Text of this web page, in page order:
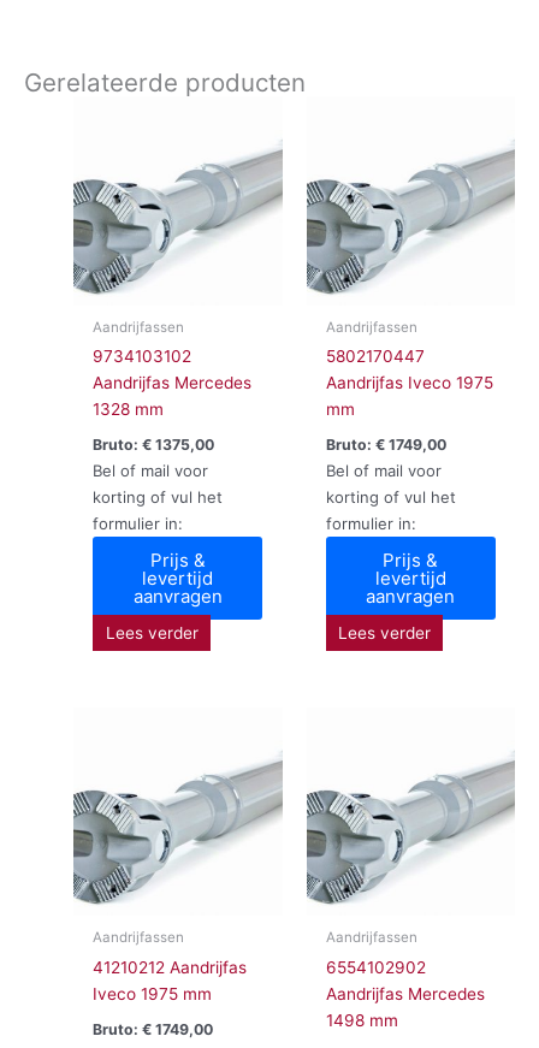
Gerelateerde producten
Aandrijfassen
9734103102
Aandrijfas Mercedes
1328 mm
Bruto:€ 1375,00
Bel of mail voor
korting of vul het
formulier in:
Prijs &
levertijd
aanvragen
Lees verder
Aandrijfassen
5802170447
Aandrijfas Iveco 1975
mm
Bruto: €1749,00
Bel of mail voor
korting of vul het
formulier in:
Prijs &
levertijd
aanvragen
Lees verder
Aandrijfassen
41210212 Aandrijfas
Iveco 1975 mm
Bruto:€ 1749,00
Aandrijfassen
6554102902
Aandrijfas Mercedes
1498 mm